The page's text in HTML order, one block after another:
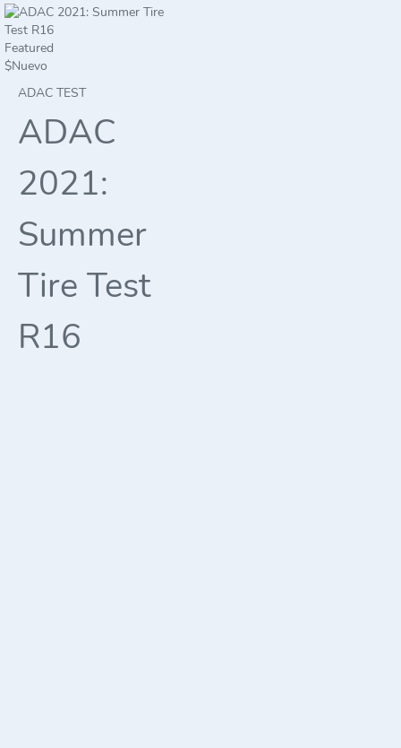
Featured
$Nuevo
ADAC TEST
ADAC
2021:
Summer
Tire Test
R16